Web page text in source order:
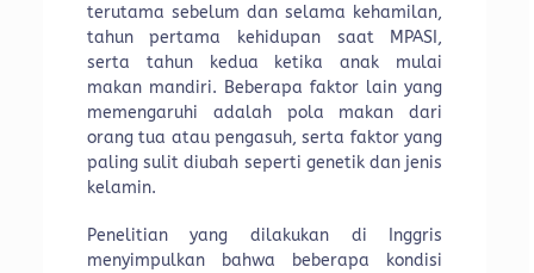
terutama sebelum dan selama kehamilan,
tahun pertama kehidupan saat MPASI,
serta tahun kedua ketika anak mulai
makan mandiri. Beberapa faktor lain yang
memengaruhi adalah pola makan dari
orang tua atau pengasuh, serta faktor yang
paling sulit diubah seperti genetik dan jenis
kelamin.
Penelitian yang dilakukan di Inggris
menyimpulkan bahwa beberapa kondisi